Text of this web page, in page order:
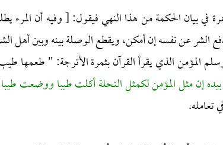
في بيان الحكمة من هذا النهي فيقول: [ وفيه أن
الشر عن نفسه إن أمكن، ويقطع الوصلة بينه وبين أهل
المؤمن الذي يقرأ القرآن بثمرة الأترجة: "
إن مثل المؤمن لكمثل النحلة أكلت طيبا ووضعت طيبا
تعامله.